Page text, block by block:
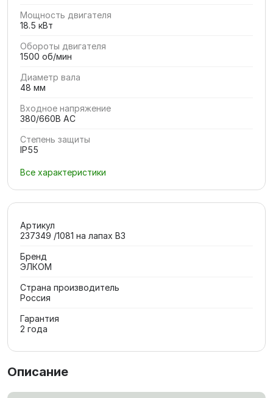
Мощность двигателя
18.5 кВт
Обороты двигателя
1500 об/мин
Диаметр вала
48 мм
Входное напряжение
380/660В AC
Степень защиты
IP55
Все характеристики
Артикул
237349 /1081 на лапах В3
Бренд
ЭЛКОМ
Страна производитель
Россия
Гарантия
2 года
Описание